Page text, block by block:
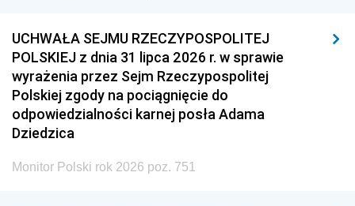
UCHWAŁA SEJMU RZECZYPOSPOLITEJ
POLSKIEJ z dnia 31 lipca 2026 r. w sprawie
wyrażenia przez Sejm Rzeczypospolitej
Polskiej zgody na pociągnięcie do
odpowiedzialności karnej posła Adama
Dziedzica
Monitor Polski rok 2026 poz. 751